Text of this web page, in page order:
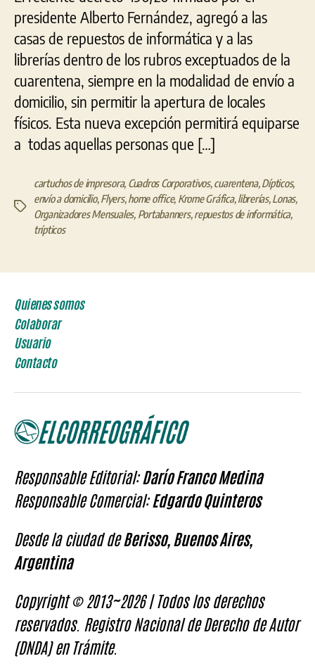
presidente Alberto Fernández, agregó a las
casas de repuestos de informática y a las
librerías dentro de los rubros exceptuados de la
cuarentena, siempre en la modalidad de envío a
domicilio, sin permitir la apertura de locales
físicos. Esta nueva excepción permitirá equiparse
a todas aquellas personas que […]
Etiquetas
cartuchos de impresora, Cuadros Corporativos,cuarentena,Dípticos,
envío a domicilio,Flyers,home office, Krome Gráfica,librerías,Lonas,
Organizadores Mensuales, Portabanners,repuestos de informática,
trípticos
Quienes somos
Colaborar
Usuario
Contacto
Responsable Editorial:Darío Franco Medina
Responsable Comercial:Edgardo Quinteros
Desde la ciudad deBerisso, Buenos Aires,
Argentina
Copyright © 2013~2026 | Todos los derechos
reservados. Registro Nacional de Derecho de Autor
(DNDA) en Trámite.